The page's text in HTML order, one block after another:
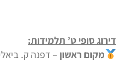
דירוג סופי ט’ תלמידות:
מקום ראשון – דפנה ק.